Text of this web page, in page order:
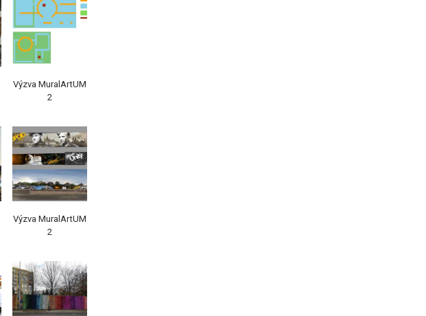
Výzva MuralArtUM
2
Výzva MuralArtUM
2